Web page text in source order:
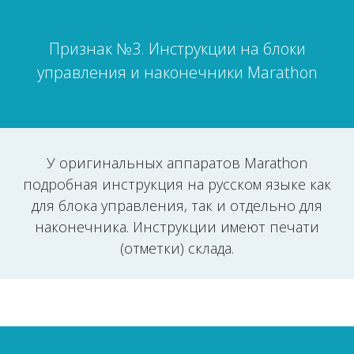
Признак №3. Инструкции на блоки
управления и наконечники Marathon
У оригинальных аппаратов Marathon
подробная инструкция на русском языке как
для блока управления, так и отдельно для
наконечника. Инструкции имеют печати
(отметки) склада.